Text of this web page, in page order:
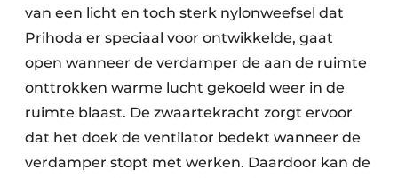
van een licht en toch sterk nylonweefsel dat
Prihoda er speciaal voor ontwikkelde, gaat
open wanneer de verdamper de aan de ruimte
onttrokken warme lucht gekoeld weer in de
ruimte blaast. De zwaartekracht zorgt ervoor
dat het doek de ventilator bedekt wanneer de
verdamper stopt met werken. Daardoor kan de